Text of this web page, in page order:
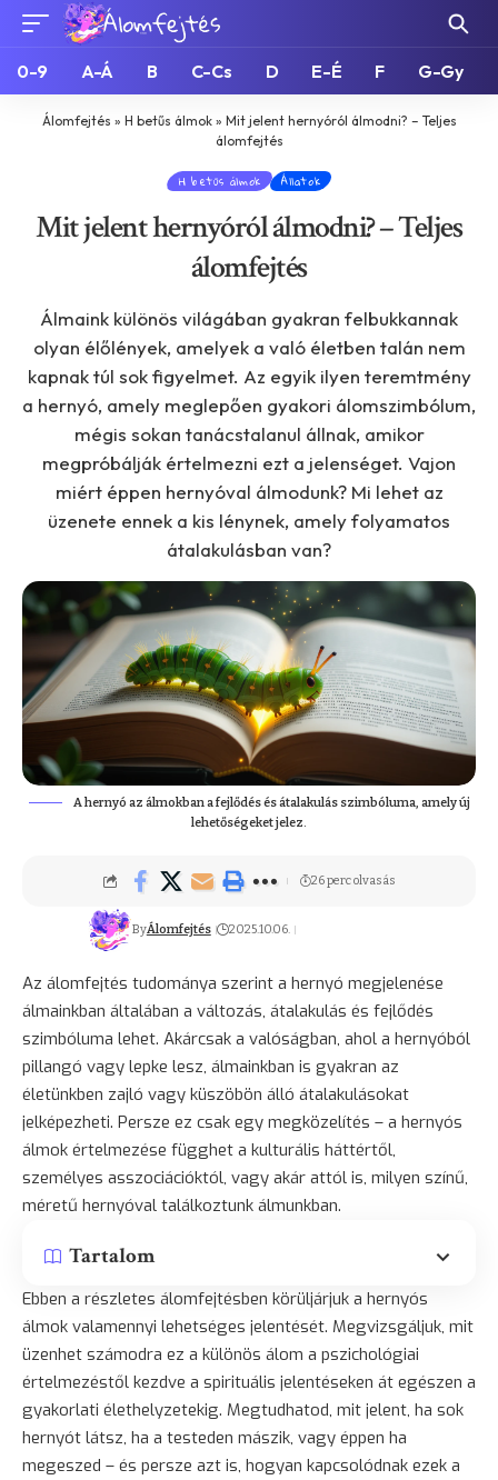
0-9 A-Á B C-Cs D E-É F G-Gy
Álomfejtés » H betűs álmok» Mit jelent hernyóról álmodni? – Teljes
álomfejtés
H betűs álmok Állatok
Mit jelent hernyóról álmodni? – Teljes
álomfejtés
Álmaink különös világában gyakran felbukkannak
olyan élőlények, amelyek a való életben talán nem
kapnak túl sok figyelmet. Az egyik ilyen teremtmény
a hernyó, amely meglepően gyakori álomszimbólum,
mégis sokan tanácstalanul állnak, amikor
megpróbálják értelmezni ezt a jelenséget. Vajon
miért éppen hernyóval álmodunk? Mi lehet az
üzenete ennek a kis lénynek, amely folyamatos
átalakulásban van?
A hernyó az álmokban a fejlődés és átalakulás szimbóluma, amely új
lehetőségeket jelez.
ByÁlomfejtés 2025.10.06.
26 perc olvasás
Az álomfejtés tudománya szerint a hernyó megjelenése
álmainkban általában a változás, átalakulás és fejlődés
szimbóluma lehet. Akárcsak a valóságban, ahol a hernyóból
pillangó vagy lepke lesz, álmainkban is gyakran az
életünkben zajló vagy küszöbön álló átalakulásokat
jelképezheti. Persze ez csak egy megközelítés – a hernyós
álmok értelmezése függhet a kulturális háttértől,
személyes asszociációktól, vagy akár attól is, milyen színű,
méretű hernyóval találkoztunk álmunkban.
Tartalom
Ebben a részletes álomfejtésben körüljárjuk a hernyós
álmok valamennyi lehetséges jelentését. Megvizsgáljuk, mit
üzenhet számodra ez a különös álom a pszichológiai
értelmezéstől kezdve a spirituális jelentéseken át egészen a
gyakorlati élethelyzetekig. Megtudhatod, mit jelent, ha sok
hernyót látsz, ha a testeden mászik, vagy éppen ha
megeszed – és persze azt is, hogyan kapcsolódnak ezek a